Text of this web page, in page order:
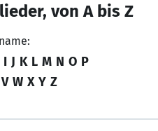
von A bis Z
I J K L M N O P
V W X Y Z